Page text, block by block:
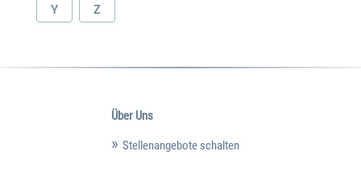
Y Z
Über Uns
Stellenangebote schalten